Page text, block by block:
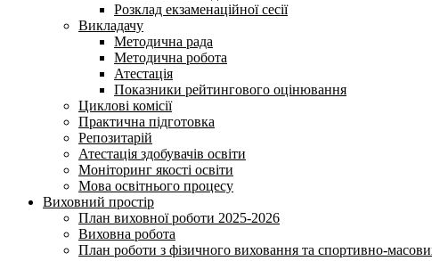
Розклад екзаменаційної сесії
Викладачу
Методична рада
Методична робота
Атестація
Показники рейтингового оцінювання
Циклові комісії
Практична підготовка
Репозитарій
Атестація здобувачів освіти
Моніторинг якості освіти
Мова освітнього процесу
Виховний простір
План виховної роботи 2025-2026
Виховна робота
План роботи з фізичного виховання та спортивно-масових